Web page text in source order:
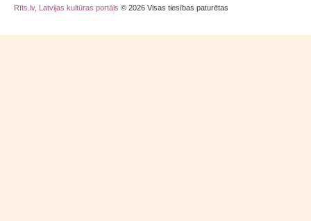
Rīts.lv, Latvijas kultūras portāls © 2026 Visas tiesības paturētas